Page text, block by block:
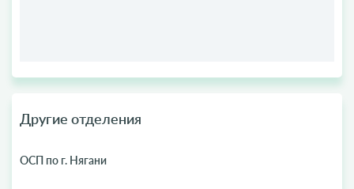
Другие отделения
ОСП по г. Нягани